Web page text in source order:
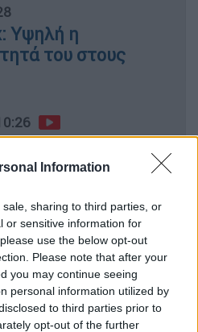
Information
sharing to third parties, or
or sensitive information for
use the below opt-out
Please note that after your
you may continue seeing
personal information utilized by
to third parties prior to
opt-out of the further
Υψηλή η
του στους
αντιπαθητική
θα γίνει
κι άλλο
του Άλκη -
ο τελευταίος